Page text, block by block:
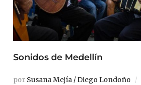
Sonidos de Medellín
por Susana Mejía / Diego Londoño